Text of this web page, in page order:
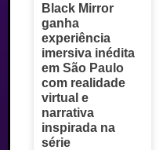
Black Mirror
ganha
experiência
imersiva inédita
em São Paulo
com realidade
virtual e
narrativa
inspirada na
série